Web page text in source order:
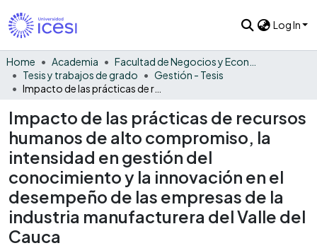
Log In
Home Academia
Tesis y trabajos de grado
Gestión - Tesis
Impacto de las prácticas de recursos
humanos de alto compromiso, la
intensidad en gestión del
conocimiento y la innovación en el
desempeño de las empresas de la
industria manufacturera del Valle del
Cauca